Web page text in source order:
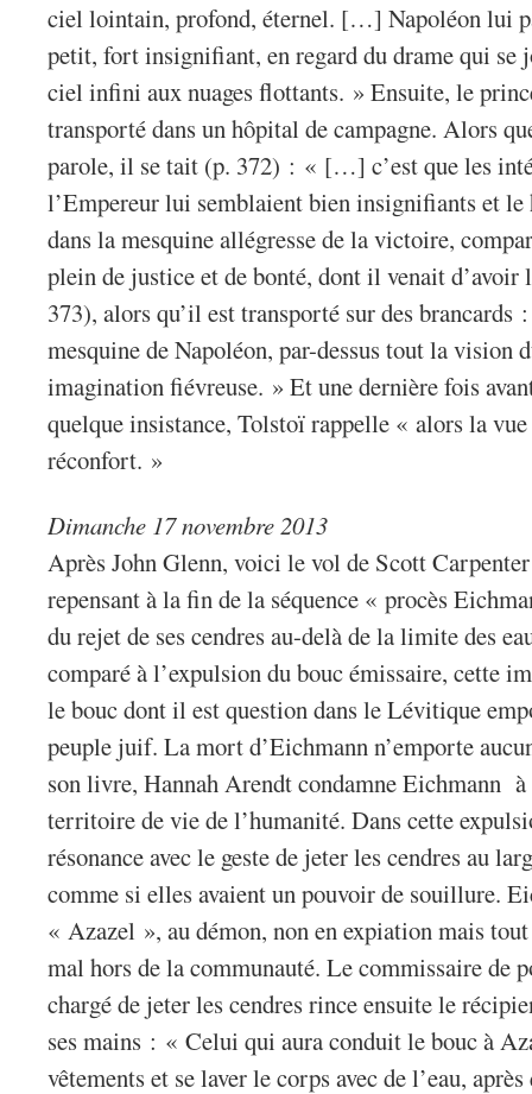
ciel lointain, profond, éternel. […] Napoléon lui
petit, fort insignifiant, en regard du drame qui se
ciel infini aux nuages flottants. » Ensuite, le
transporté dans un hôpital de campagne. Alors
parole, il se tait (p. 372) : « […] c’est que les
l’Empereur lui semblaient bien insignifiants et
dans la mesquine allégresse de la victoire,
plein de justice et de bonté, dont il venait
373), alors qu’il est transporté sur des
mesquine de Napoléon, par-dessus tout la vision
imagination fiévreuse. » Et une dernière fois
quelque insistance, Tolstoï rappelle « alors la
réconfort. »
Dimanche 17 novembre 2013
Après John Glenn, voici le vol de Scott
repensant à la fin de la séquence « procès
du rejet de ses cendres au-delà de la limite des
comparé à l’expulsion du bouc émissaire, cette
le bouc dont il est question dans le Lévitique
peuple juif. La mort d’Eichmann n’emporte
son livre, Hannah Arendt condamne Eichmann à
territoire de vie de l’humanité. Dans cette
résonance avec le geste de jeter les cendres au
comme si elles avaient un pouvoir de souillure.
« Azazel », au démon, non en expiation mais
mal hors de la communauté. Le commissaire de
chargé de jeter les cendres rince ensuite le
ses mains : « Celui qui aura conduit le bouc à
vêtements et se laver le corps avec de l’eau,